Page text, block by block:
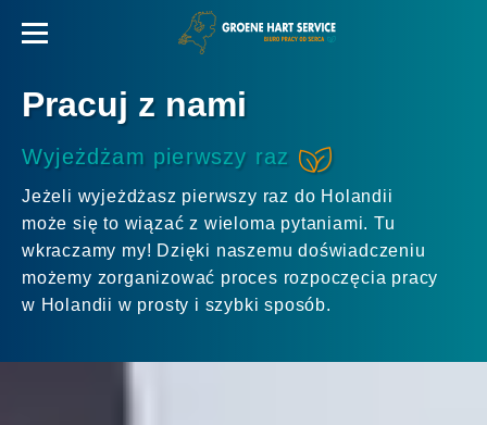
Pracuj z nami
Wyjeżdżam pierwszy raz
Jeżeli wyjeżdżasz pierwszy raz do Holandii
może się to wiązać z wieloma pytaniami. Tu
wkraczamy my! Dzięki naszemu doświadczeniu
możemy zorganizować proces rozpoczęcia pracy
w Holandii w prosty i szybki sposób.